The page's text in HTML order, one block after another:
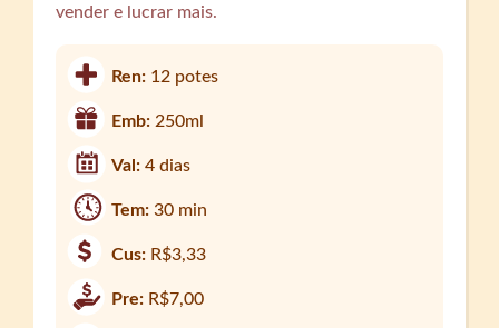
vender e lucrar mais.
Ren: 12 potes
Emb: 250ml
Val:4 dias
Tem:30 min
Cus: R$3,33
Pre: R$7,00